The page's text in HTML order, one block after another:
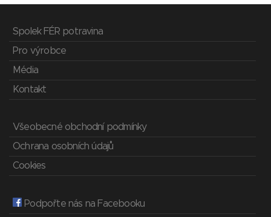
Spolek FÉR potravina
Pro výrobce
Média
Kontakt
Všeobecné obchodní podmínky
Ochrana osobních údajů
Cookies
Podpořte nás na Facebooku